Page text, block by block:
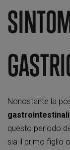
Nonostante la
gastrointestinali
questo periodo
sia il primo figlio